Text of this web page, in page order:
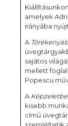
amelyek
irányába
A Törékeny
sajátos
mellett foglal
Popescu
A
kisebb
című